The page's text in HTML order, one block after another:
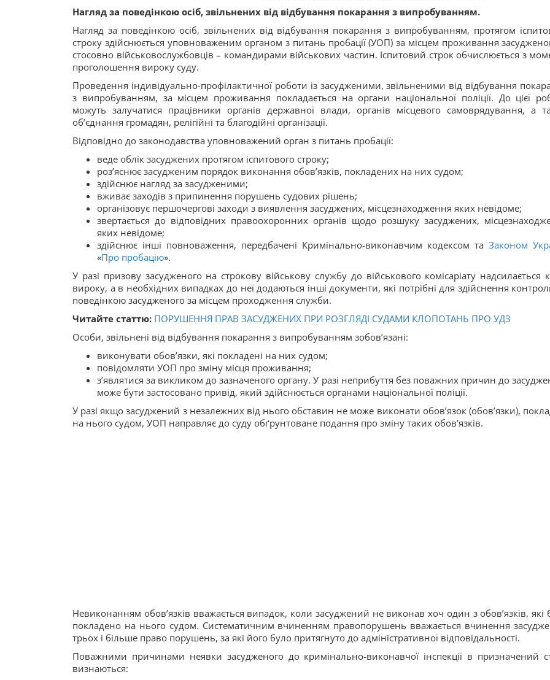
Нагляд за поведінкою осіб, звільнених від відбування покарання з випробуванням.
Нагляд за поведінкою осіб, звільнених від відбування покарання з випробуванням, протягом
строку здійснюється уповноваженим органом з питань пробації (УОП) за місцем проживання
стосовно військовослужбовців – командирами військових частин. Іспитовий строк обчислюється з
проголошення вироку суду.
Проведення індивідуально-профілактичної роботи із засудженими, звільненими від відбування
з випробуванням, за місцем проживання покладається на органи національної поліції. До цієї
можуть залучатися працівники органів державної влади, органів місцевого самоврядування, а
об’єднання громадян, релігійні та благодійні організації.
Відповідно до законодавства уповноважений орган з питань пробації:
веде облік засуджених протягом іспитового строку;
роз’яснює засудженим порядок виконання обов’язків, покладених на них судом;
здійснює нагляд за засудженими;
вживає заходів з припинення порушень судових рішень;
організовує першочергові заходи з виявлення засуджених, місцезнаходження яких невідоме;
звертається до відповідних правоохоронних органів щодо розшуку засуджених,
яких невідоме;
здійснює інші повноваження, передбачені Кримінально-виконавчим кодексом та Законом
«Про пробацію».
У разі призову засудженого на строкову військову службу до військового комісаріату надсилається
вироку, а в необхідних випадках до неї додаються інші документи, які потрібні для здійснення
поведінкою засудженого за місцем проходження служби.
Читайте статтю: ПОРУШЕННЯ ПРАВ ЗАСУДЖЕНИХ ПРИ РОЗГЛЯДІ СУДАМИ КЛОПОТАНЬ ПРО УДЗ
Особи, звільнені від відбування покарання з випробуванням зобов’язані:
виконувати обов’язки, які покладені на них судом;
повідомляти УОП про зміну місця проживання;
з’являтися за викликом до зазначеного органу. У разі неприбуття без поважних причин до
може бути застосовано привід, який здійснюється органами національної поліції.
У разі якщо засуджений з незалежних від нього обставин не може виконати обов’язок (обов’язки),
на нього судом, УОП направляє до суду обґрунтоване подання про зміну таких обов’язків.
Невиконанням обов’язків вважається випадок, коли засуджений не виконав хоч один з обов’язків, які
покладено на нього судом. Систематичним вчиненням правопорушень вважається вчинення
трьох і більше право порушень, за які його було притягнуто до адміністративної відповідальності.
Поважними причинами неявки засудженого до кримінально-виконавчої інспекції в призначений
визнаються: